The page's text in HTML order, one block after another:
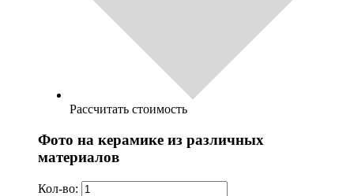
Рассчитать стоимость
Фото на керамике из различных
материалов
Кол-во: